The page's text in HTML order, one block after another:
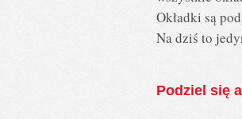
Okładki są
Na dziś to
Podziel się